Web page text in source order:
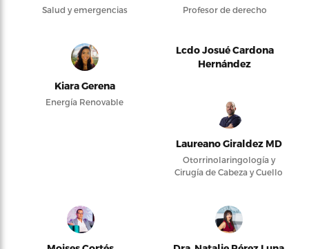
Salud y emergencias Profesor de derecho
Kiara Gerena
Energía Renovable
Lcdo Josué Cardona
Hernández
Laureano Giraldez MD
Otorrinolaringología y
Cirugía de Cabeza y Cuello